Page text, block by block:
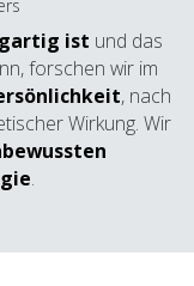
ist und das
forschen wir im
, nach
Wirkung. Wir
.